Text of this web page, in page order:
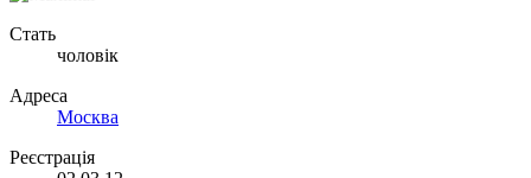
Стать
чоловік
Адреса
Москва
Реєстрація